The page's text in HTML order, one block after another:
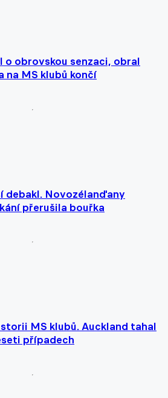
o obrovskou senzaci, obral
na MS klubů končí
debakl. Novozélanďany
přerušila bouřka
MS klubů. Auckland tahal
případech